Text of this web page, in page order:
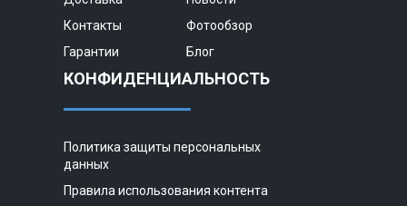
Контакты
Фотообзор
Гарантии
Блог
КОНФИДЕНЦИАЛЬНОСТЬ
Политика защиты персональных
данных
Правила использования контента